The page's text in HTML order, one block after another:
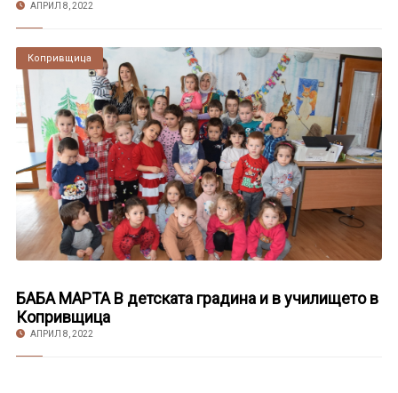
АПРИЛ 8, 2022
Копривщица
БАБА МАРТА В детската градина и в училището в
Копривщица
АПРИЛ 8, 2022